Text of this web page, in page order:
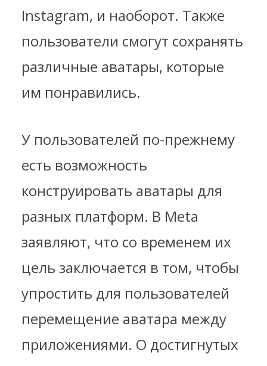
Instagram, и наоборот. Также
пользователи смогут сохранять
различные аватары, которые
им понравились.
У пользователей по-прежнему
есть возможность
конструировать аватары для
разных платформ. В Meta
заявляют, что со временем их
цель заключается в том, чтобы
упростить для пользователей
перемещение аватара между
приложениями. О достигнутых